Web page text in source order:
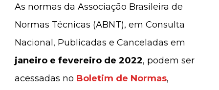
As normas da Associação Brasileira de
Normas Técnicas (ABNT), em Consulta
Nacional, Publicadas e Canceladas em
janeiro e fevereiro de 2022, podem ser
acessadas no Boletim de Normas,